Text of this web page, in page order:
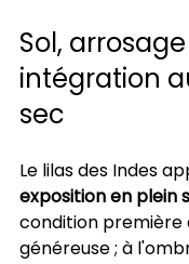
Sol,
intégration
sec
Le lilas des Indes
exposition en plein
condition première
généreuse ; à